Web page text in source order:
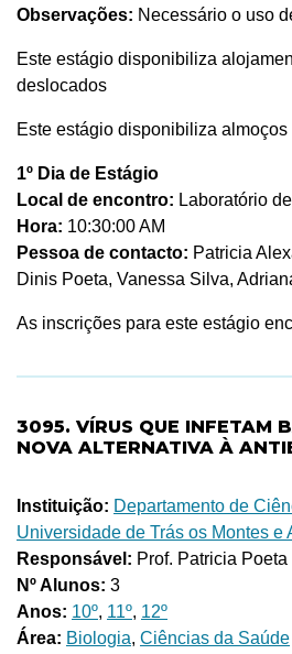
Observações: Necessário o uso
Este estágio disponibiliza
deslocados
Este estágio disponibiliza almoços
1º Dia de Estágio
Local de encontro: Laboratório
Hora: 10:30:00 AM
Pessoa de contacto: Patricia
Dinis Poeta, Vanessa Silva,
As inscrições para este estágio
3095. VÍRUS QUE INFETAM
NOVA ALTERNATIVA À
Instituição: Departamento de
Universidade de Trás os Montes e
Responsável: Prof. Patricia Poeta
Nº Alunos: 3
Anos: 10º, 11º, 12º
Área: Biologia, Ciências da Saúde